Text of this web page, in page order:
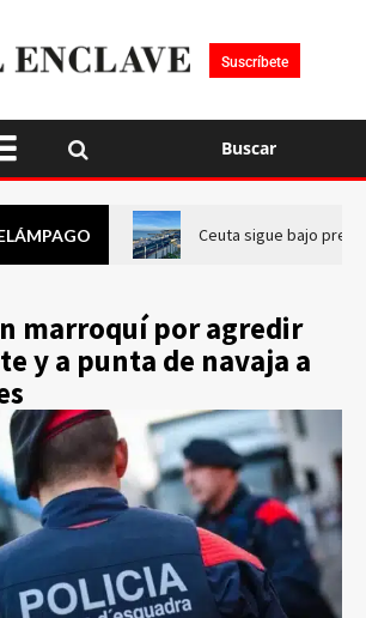
Suscríbete
Buscar
Ceuta sigue bajo
marroquí por agredir
y a punta de navaja a